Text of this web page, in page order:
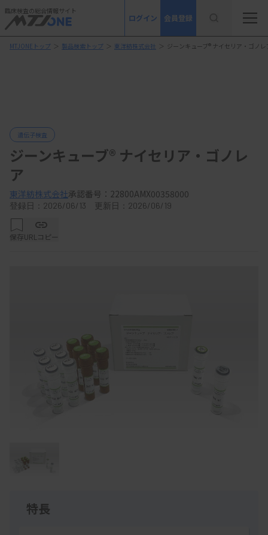
臨床検査の総合情報サイト
ログイン 会員登録
MTJONEトップ ＞ 製品検索トップ ＞ 東洋紡株式会社 ＞ ジーンキューブ® ナイセリア・ゴノレ
遺伝子検査
ジーンキューブ® ナイセリア・ゴノレ
ア
東洋紡株式会社承認番号：22800AMX00358000
登録日：2026/06/13 更新日：2026/06/19
保存URLコピー
特長